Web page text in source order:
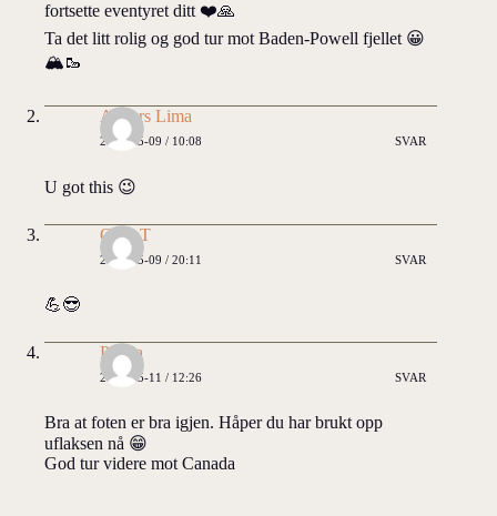
fortsette eventyret ditt ❤️🙏
Ta det litt rolig og god tur mot Baden-Powell fjellet 😀
🏔️🥾
Anders Lima
2026-05-09 / 10:08 SVAR
U got this 😉
Onkl T
2026-05-09 / 20:11 SVAR
💪😎
Pappa
2026-05-11 / 12:26 SVAR
Bra at foten er bra igjen. Håper du har brukt opp
uflaksen nå 😁
God tur videre mot Canada